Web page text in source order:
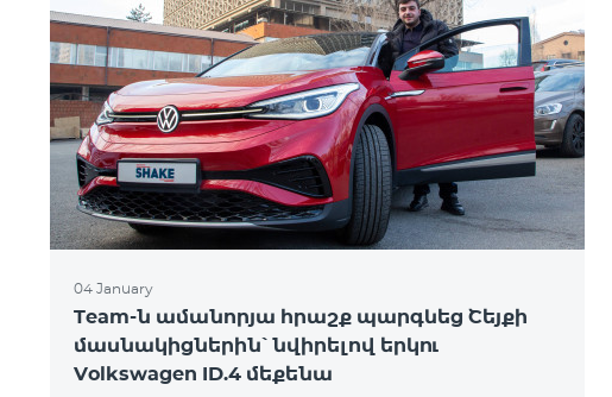
04 January
Team-ն ամանորյա հրաշք պարգևեց Շեյքի
մասնակիցներին՝ նվիրելով երկու
Volkswagen ID.4 մեքենա